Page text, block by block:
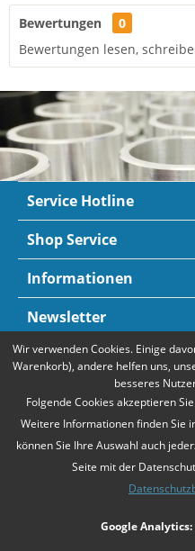
Bewertungen
0
Bewertungen lesen,
Service Hotline
Shop Service
Informationen
Newsletter
Zahlungsarten Mehr
falls nicht
Wir verwenden Cookies. Einige
Warenkorb), andere helfen uns,
besseres
Folgende Cookies akzeptieren
Weitere Informationen finden Sie
können Sie Ihre Auswahl auch
Seite mit der
Google Analytics: